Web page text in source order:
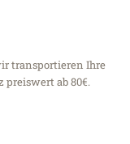
transportieren Ihre
preiswert ab 80€.